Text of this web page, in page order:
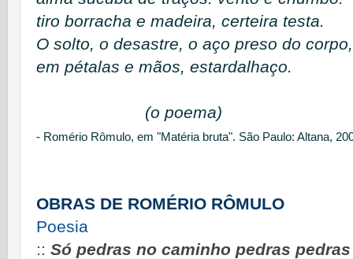
tiro borracha e madeira, certeira testa.
O solto, o desastre, o aço preso do corpo,
em pétalas e mãos, estardalhaço.
(o poema)
- Romério Rômulo, em "Matéria bruta". São Paulo: Altana,
OBRAS DE ROMÉRIO RÔMULO
Poesia
:: Só pedras no caminho pedras